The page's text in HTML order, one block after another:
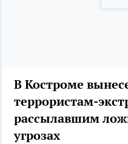
В Костроме
террористам-
рассылавшим
угрозах